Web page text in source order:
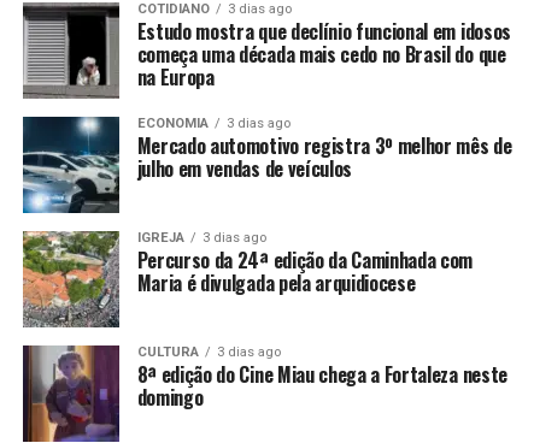
COTIDIANO 3 dias ago
Estudo mostra que declínio funcional em idosos
começa uma década mais cedo no Brasil do que
na Europa
ECONOMIA 3 dias ago
Mercado automotivo registra 3º melhor mês de
julho em vendas de veículos
IGREJA 3 dias ago
Percurso da 24ª edição da Caminhada com
Maria é divulgada pela arquidiocese
CULTURA 3 dias ago
8ª edição do Cine Miau chega a Fortaleza neste
domingo